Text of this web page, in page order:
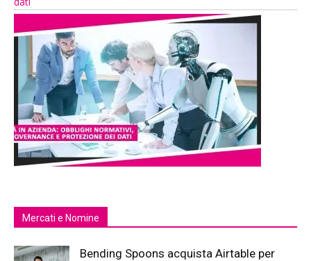
Mercati e Nomine
Bending Spoons acquista Airtable per